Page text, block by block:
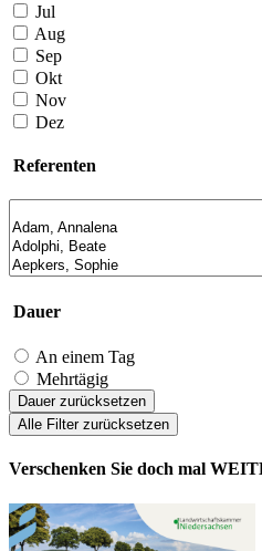
Jul
Aug
Sep
Okt
Nov
Dez
Referenten
Dauer
An einem Tag
Mehrtägig
Dauer zurücksetzen
Alle Filter zurücksetzen
Verschenken Sie doch mal